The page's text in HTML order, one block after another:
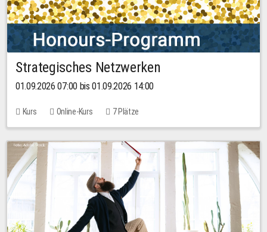
Strategisches Netzwerken
01.09.2026 07:00 bis 01.09.2026 14:00
Kurs Online-Kurs 7 Plätze